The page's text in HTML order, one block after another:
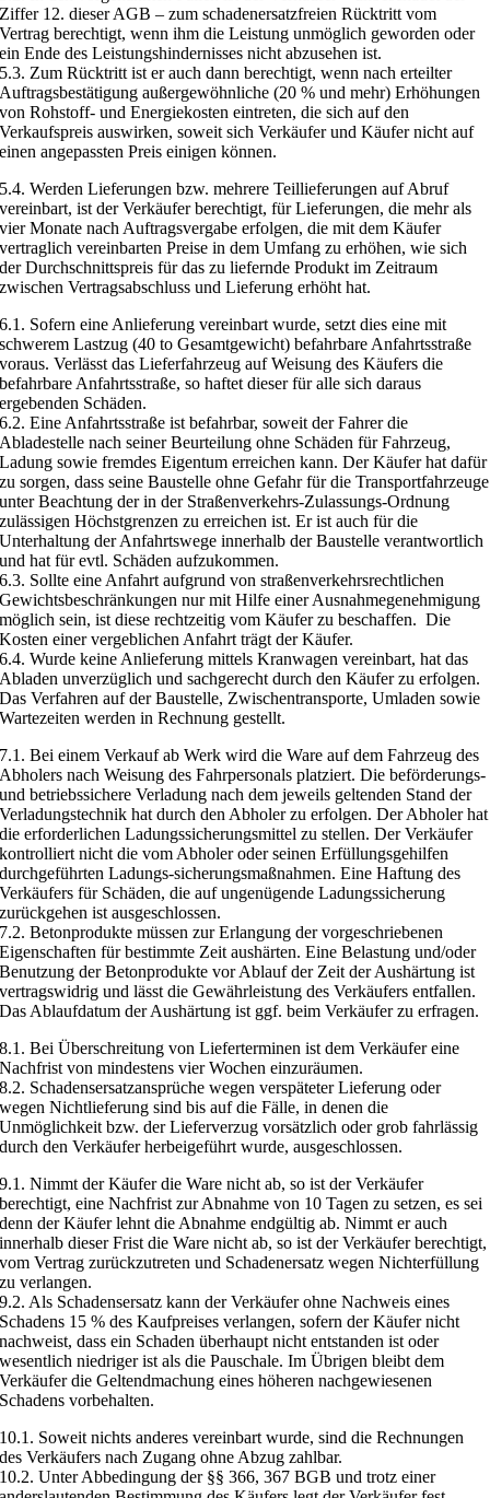
Ziffer 12. dieser AGB – zum schadenersatzfreien Rücktritt vom
Vertrag berechtigt, wenn ihm die Leistung unmöglich geworden oder
ein Ende des Leistungshindernisses nicht abzusehen ist.
5.3. Zum Rücktritt ist er auch dann berechtigt, wenn nach erteilter
Auftragsbestätigung außergewöhnliche (20 % und mehr) Erhöhungen
von Rohstoff- und Energiekosten eintreten, die sich auf den
Verkaufspreis auswirken, soweit sich Verkäufer und Käufer nicht auf
einen angepassten Preis einigen können.
5.4. Werden Lieferungen bzw. mehrere Teillieferungen auf Abruf
vereinbart, ist der Verkäufer berechtigt, für Lieferungen, die mehr als
vier Monate nach Auftragsvergabe erfolgen, die mit dem Käufer
vertraglich vereinbarten Preise in dem Umfang zu erhöhen, wie sich
der Durchschnittspreis für das zu liefernde Produkt im Zeitraum
zwischen Vertragsabschluss und Lieferung erhöht hat.
6.1. Sofern eine Anlieferung vereinbart wurde, setzt dies eine mit
schwerem Lastzug (40 to Gesamtgewicht) befahrbare Anfahrtsstraße
voraus. Verlässt das Lieferfahrzeug auf Weisung des Käufers die
befahrbare Anfahrtsstraße, so haftet dieser für alle sich daraus
ergebenden Schäden.
6.2. Eine Anfahrtsstraße ist befahrbar, soweit der Fahrer die
Abladestelle nach seiner Beurteilung ohne Schäden für Fahrzeug,
Ladung sowie fremdes Eigentum erreichen kann. Der Käufer hat dafür
zu sorgen, dass seine Baustelle ohne Gefahr für die Transportfahrzeuge
unter Beachtung der in der Straßenverkehrs-Zulassungs-Ordnung
zulässigen Höchstgrenzen zu erreichen ist. Er ist auch für die
Unterhaltung der Anfahrtswege innerhalb der Baustelle verantwortlich
und hat für evtl. Schäden aufzukommen.
6.3. Sollte eine Anfahrt aufgrund von straßenverkehrsrechtlichen
Gewichtsbeschränkungen nur mit Hilfe einer Ausnahmegenehmigung
möglich sein, ist diese rechtzeitig vom Käufer zu beschaffen. Die
Kosten einer vergeblichen Anfahrt trägt der Käufer.
6.4. Wurde keine Anlieferung mittels Kranwagen vereinbart, hat das
Abladen unverzüglich und sachgerecht durch den Käufer zu erfolgen.
Das Verfahren auf der Baustelle, Zwischentransporte, Umladen sowie
Wartezeiten werden in Rechnung gestellt.
7.1. Bei einem Verkauf ab Werk wird die Ware auf dem Fahrzeug des
Abholers nach Weisung des Fahrpersonals platziert. Die beförderungs-
und betriebssichere Verladung nach dem jeweils geltenden Stand der
Verladungstechnik hat durch den Abholer zu erfolgen. Der Abholer hat
die erforderlichen Ladungssicherungsmittel zu stellen. Der Verkäufer
kontrolliert nicht die vom Abholer oder seinen Erfüllungsgehilfen
durchgeführten Ladungs-sicherungsmaßnahmen. Eine Haftung des
Verkäufers für Schäden, die auf ungenügende Ladungssicherung
zurückgehen ist ausgeschlossen.
7.2. Betonprodukte müssen zur Erlangung der vorgeschriebenen
Eigenschaften für bestimmte Zeit aushärten. Eine Belastung und/oder
Benutzung der Betonprodukte vor Ablauf der Zeit der Aushärtung ist
vertragswidrig und lässt die Gewährleistung des Verkäufers entfallen.
Das Ablaufdatum der Aushärtung ist ggf. beim Verkäufer zu erfragen.
8.1. Bei Überschreitung von Lieferterminen ist dem Verkäufer eine
Nachfrist von mindestens vier Wochen einzuräumen.
8.2. Schadensersatzansprüche wegen verspäteter Lieferung oder
wegen Nichtlieferung sind bis auf die Fälle, in denen die
Unmöglichkeit bzw. der Lieferverzug vorsätzlich oder grob fahrlässig
durch den Verkäufer herbeigeführt wurde, ausgeschlossen.
9.1. Nimmt der Käufer die Ware nicht ab, so ist der Verkäufer
berechtigt, eine Nachfrist zur Abnahme von 10 Tagen zu setzen, es sei
denn der Käufer lehnt die Abnahme endgültig ab. Nimmt er auch
innerhalb dieser Frist die Ware nicht ab, so ist der Verkäufer berechtigt,
vom Vertrag zurückzutreten und Schadenersatz wegen Nichterfüllung
zu verlangen.
9.2. Als Schadensersatz kann der Verkäufer ohne Nachweis eines
Schadens 15 % des Kaufpreises verlangen, sofern der Käufer nicht
nachweist, dass ein Schaden überhaupt nicht entstanden ist oder
wesentlich niedriger ist als die Pauschale. Im Übrigen bleibt dem
Verkäufer die Geltendmachung eines höheren nachgewiesenen
Schadens vorbehalten.
10.1. Soweit nichts anderes vereinbart wurde, sind die Rechnungen
des Verkäufers nach Zugang ohne Abzug zahlbar.
10.2. Unter Abbedingung der §§ 366, 367 BGB und trotz einer